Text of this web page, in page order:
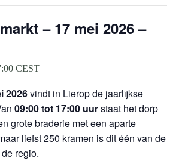
– 17 mei 2026 –
CEST
2026vindt in Lierop de jaarlijkse
09:00 tot 17:00 uurstaat het dorp
grote braderie met een aparte
liefst 250 kramen is dit één van de
regio.